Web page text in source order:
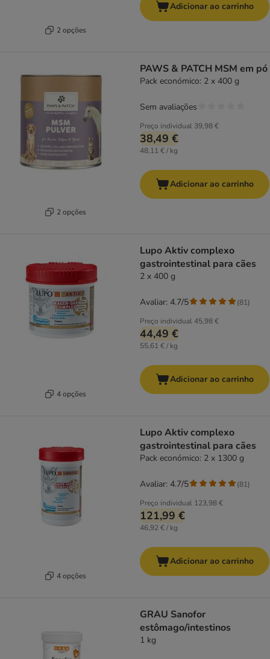
2 opções
Adicionar ao carrinho
2 opções
PAWS & PATCH MSM em pó
Pack económico: 2 x 400 g
Preço individual 39,98 €
38,49 €
48,11 € / kg
Sem avaliações
Adicionar ao carrinho
4 opções
Lupo Aktiv complexo
gastrointestinal para cães
2 x 400 g
Preço individual45,98 €
44,49 €
55,61 € / kg
Avaliar: 4.7/5 (81)
Adicionar ao carrinho
4 opções
Lupo Aktiv complexo
gastrointestinal para cães
Pack económico: 2 x 1300 g
Preço individual 123,98 €
121,99 €
46,92 € / kg
Avaliar: 4.7/5 (81)
Adicionar ao carrinho
GRAU Sanofor
estômago/intestinos
1 kg